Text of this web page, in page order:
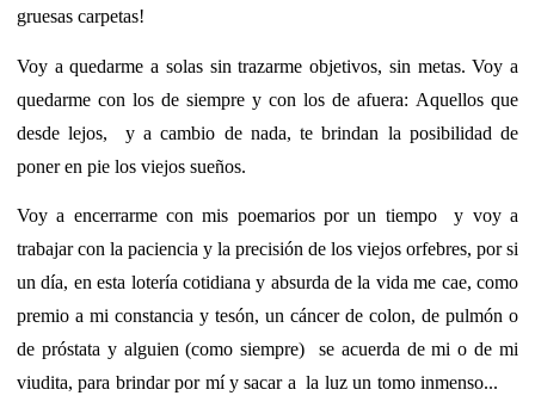
gruesas carpetas!
Voy a quedarme a solas sin trazarme objetivos, sin metas. Voy a
quedarme con los de siempre y con los de afuera: Aquellos que
desde lejos, y a cambio de nada, te brindan la posibilidad de
poner en pie los viejos sueños.
Voy a encerrarme con mis poemarios por un tiempo y voy a
trabajar con la paciencia y la precisión de los viejos orfebres, por si
un día, en esta lotería cotidiana y absurda de la vida me cae, como
premio a mi constancia y tesón, un cáncer de colon, de pulmón o
de próstata y alguien (como siempre) se acuerda de mi o de mi
viudita, para brindar por mí y sacar a la luz un tomo inmenso...